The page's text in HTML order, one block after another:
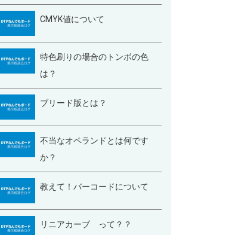
CMYK値について
特色刷りの場合のトンボの色
は？
ブリード版とは？
不当なオペランドとは何です
か？
教えて！バーコードについて
リニアカーブ って？？